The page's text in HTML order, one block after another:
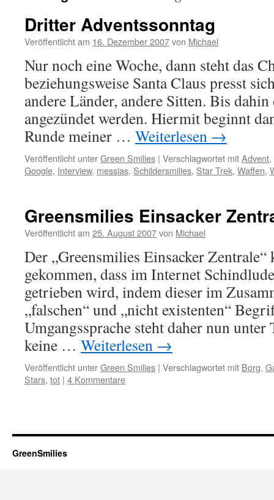
Dritter Adventssonntag
Veröffentlicht am 16. Dezember 2007von Michael
Nur noch eine Woche, dann steht das
beziehungsweise Santa Claus presst
andere Länder, andere Sitten. Bis
angezündet werden. Hiermit beginnt
Runde meiner … Weiterlesen →
Veröffentlicht unterGreen Smilies | Verschlagwortet mitAdvent,
Google, Interview, messias, Schildersmilies, Star Trek, Waffen,
Greensmilies Einsacker
Veröffentlicht am 25. August 2007von Michael
Der „Greensmilies Einsacker
gekommen, dass im Internet
getrieben wird, indem dieser im
„falschen“ und „nicht existenten“
Umgangssprache steht daher nun
keine … Weiterlesen →
Veröffentlicht unterGreen Smilies | Verschlagwortet mit Borg,
Stars, tot | 4 Kommentare
GreenSmilies